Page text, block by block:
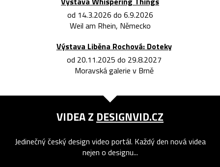
od 14.3.2026 do 6.9.2026
Weil am Rhein, Německo
Výstava Liběna Rochová: Doteky
od 20.11.2025 do 29.8.2027
Moravská galerie v Brně
VIDEA Z DESIGNVID.CZ
Jedinečný český design video portál. Každý den nová videa
nejen o designu...